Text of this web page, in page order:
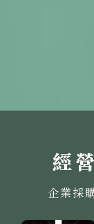
經
企業採